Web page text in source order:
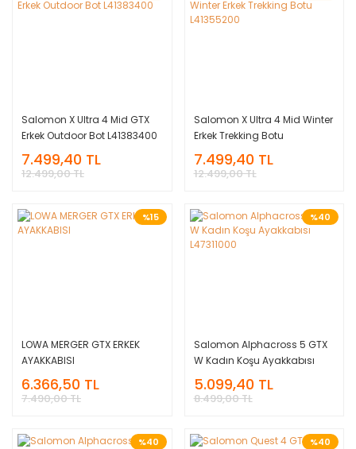
Salomon X Ultra 4 Mid GTX
Erkek Outdoor Bot L41383400
7.499,40 TL
12.499,00 TL
Salomon X Ultra 4 Mid Winter
Erkek Trekking Botu
L41355200
7.499,40 TL
12.499,00 TL
%15
LOWA MERGER GTX ERKEK
AYAKKABISI
6.366,50 TL
7.490,00 TL
%40
Salomon Alphacross 5 GTX
W Kadın Koşu Ayakkabısı
L47311000
5.099,40 TL
8.499,00 TL
%40 %40